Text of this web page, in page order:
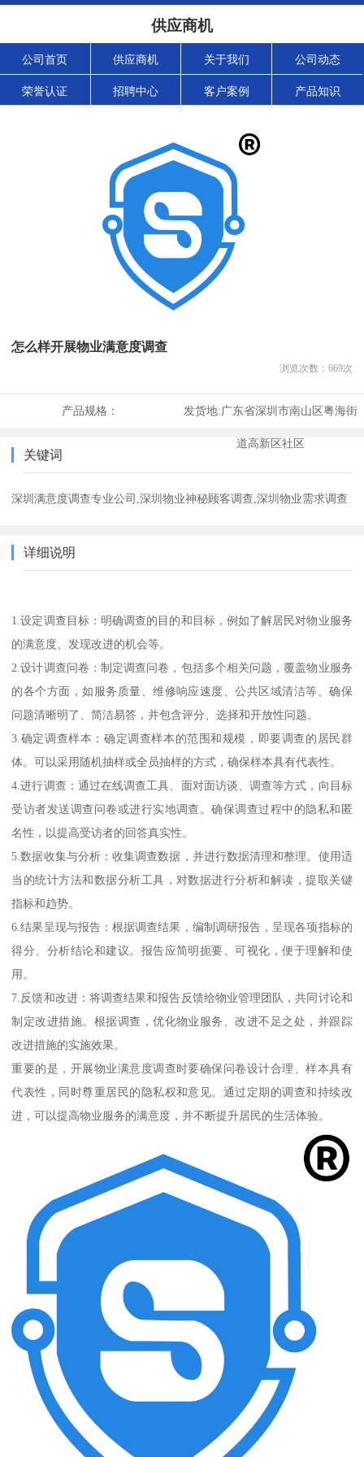
供应商机
公司首页 供应商机 关于我们 公司动态
荣誉认证 招聘中心 客户案例 产品知识
怎么样开展物业满意度调查
浏览次数： 669次
产品规格： 发货地:广东省深圳市南山区粤海街
道高新区社区
关键词
深圳满意度调查专业公司,深圳物业神秘顾客调查,深圳物业需求调查
详细说明
1.设定调查目标：明确调查的目的和目标，例如了解居民对物业服务
的满意度、发现改进的机会等。
2.设计调查问卷：制定调查问卷，包括多个相关问题，覆盖物业服务
的各个方面，如服务质量、维修响应速度、公共区域清洁等。确保
问题清晰明了、简洁易答，并包含评分、选择和开放性问题。
3.确定调查样本：确定调查样本的范围和规模，即要调查的居民群
体。可以采用随机抽样或全员抽样的方式，确保样本具有代表性。
4.进行调查：通过在线调查工具、面对面访谈、调查等方式，向目标
受访者发送调查问卷或进行实地调查。确保调查过程中的隐私和匿
名性，以提高受访者的回答真实性。
5.数据收集与分析：收集调查数据，并进行数据清理和整理。使用适
当的统计方法和数据分析工具，对数据进行分析和解读，提取关键
指标和趋势。
6.结果呈现与报告：根据调查结果，编制调研报告，呈现各项指标的
得分、分析结论和建议。报告应简明扼要、可视化，便于理解和使
用。
7.反馈和改进：将调查结果和报告反馈给物业管理团队，共同讨论和
制定改进措施。根据调查，优化物业服务、改进不足之处，并跟踪
改进措施的实施效果。
重要的是，开展物业满意度调查时要确保问卷设计合理、样本具有
代表性，同时尊重居民的隐私权和意见。通过定期的调查和持续改
进，可以提高物业服务的满意度，并不断提升居民的生活体验。